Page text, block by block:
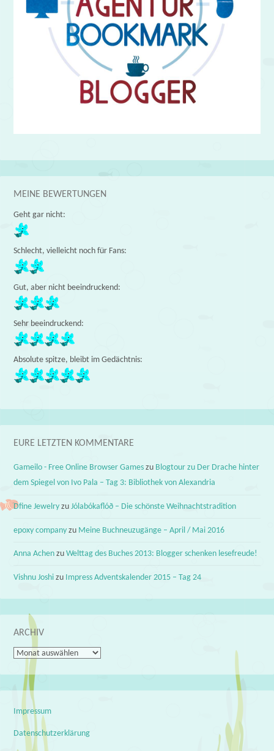
MEINE BEWERTUNGEN
Geht gar nicht:
Schlecht, vielleicht noch für Fans:
Gut, aber nicht beeindruckend:
Sehr beeindruckend:
Absolute spitze, bleibt im Gedächtnis:
EURE LETZTEN KOMMENTARE
Gameilo - Free Online Browser Games zu Blogtour zu Der Drache hinter
dem Spiegel von Ivo Pala – Tag 3: Bibliothek von Alexandria
Dfine Jewelry zuJólabókaflóð – Die schönste Weihnachtstradition
epoxy company zu Meine Buchneuzugänge – April / Mai 2016
Anna Achen zuWelttag des Buches 2013: Blogger schenken lesefreude!
Vishnu Joshi zu Impress Adventskalender 2015 – Tag 24
ARCHIV
Archiv
Impressum
Datenschutzerklärung